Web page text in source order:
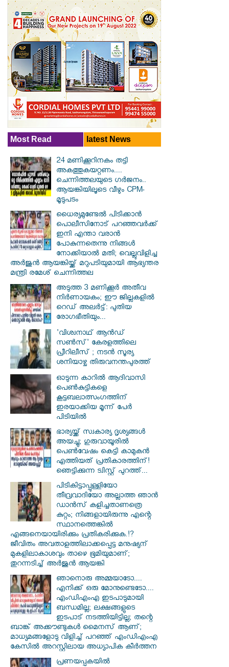
Most Read latest News
24 മണിക്കൂറിനകം തട്ടി
അകത്തുകയറ്റണം....
ചെന്നിത്തലയുടെ ഗർജനം..
ആയങ്കിയിലൂടെ വീഴും CPM-
മൂടുപടം
ധൈര്യമുണ്ടേൽ പിടിക്കാൻ
പൊലീസിനോട് പറഞ്ഞവർക്ക്
ഇനി എന്താ വരാൻ
പോകുന്നതെന്നു നിങ്ങൾ
നോക്കിയാൽ മതി; വെല്ലുവിളിച്ച
അർജുൻ ആയങ്കിയ്ക്ക് മറുപടിയുമായി ആഭ്യന്തര
മന്ത്രി രമേശ് ചെന്നിത്തല
അടുത്ത 3 മണിക്കൂർ അതീവ
നിർണായകം; ഈ ജില്ലകളിൽ
റെഡ് അലർട്ട്: പുതിയ
രോഗഭീതിയും...
'വിശ്വനാഥ് ആന്‍ഡ്
സണ്‍സ്' കേരളത്തിലെ
പ്രീറിലീസ് ; നടന്‍ സൂര്യ
ശനിയാഴ്ച തിരുവനന്തപുരത്ത്
ഓടുന്ന കാറില്‍ ആദിവാസി
പെണ്‍കുട്ടികളെ
കൂട്ടബലാത്സംഗത്തിന്
ഇരയാക്കിയ മൂന്ന് പേര്‍
പിടിയില്‍
ഭാര്യയ്ക്ക് സ്വകാര്യ ദൃശ്യങ്ങൾ
അയച്ചു; ഗുരുവായൂരിൽ
പെൺവേഷം കെട്ടി കാമുകൻ
എത്തിയത് പ്രതികാരത്തിന്!
ഞെട്ടിക്കുന്ന ട്വിസ്റ്റ് പുറത്ത്...
പിടികിട്ടാപ്പുള്ളിയോ
തീവ്രവാദിയോ അല്ലാത്ത ഞാൻ
ഡാൻസ് കളിച്ചതാണത്രെ
കുറ്റം; നിങ്ങളായിരുന്നു എന്റെ
സ്ഥാനത്തെങ്കിൽ
എങ്ങനെയായിരിക്കും പ്രതികരിക്കുക.!?
ജീവിതം അവതാളത്തിലാക്കപ്പെട്ട മനുഷ്യന്
മുകളിലാകാശവും താഴെ ഭൂമിയുമാണ്;
തുറന്നടിച്ച് അർജുൻ ആയങ്കി
ഞാനൊരു അമ്മയാടോ....
എനിക്ക് ഒരു മോനുണ്ടെടോ....
എംഡിഎംഎ ഇടപാടുമായി
ബന്ധമില്ല; ലക്ഷങ്ങളുടെ
ഇടപാട് നടത്തിയിട്ടില്ല; തന്റെ
ബാങ്ക് അക്കൗണ്ടുകൾ മൈനസ് ആണ്;
മാധ്യമങ്ങളോടു വിളിച്ച് പറഞ്ഞ് എംഡിഎംഎ
കേസിൽ അറസ്റ്റിലായ അധ്യാപിക കീർത്തന
പ്രണയപ്പകയിൽ